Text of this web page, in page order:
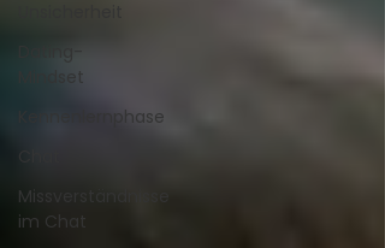
Mindset
Kennenlernphase
Missverständnisse
im Chat